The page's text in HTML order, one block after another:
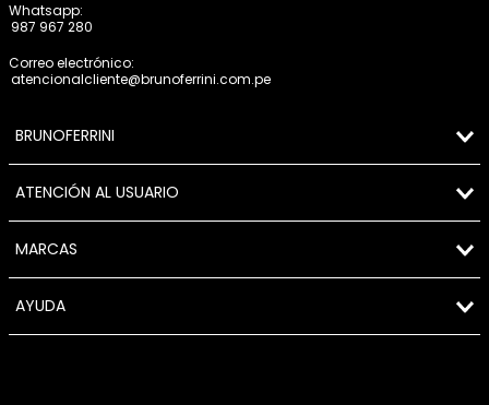
Whatsapp:
987 967 280
Correo electrónico:
atencionalcliente@brunoferrini.com.pe
BRUNOFERRINI
ATENCIÓN AL USUARIO
MARCAS
AYUDA